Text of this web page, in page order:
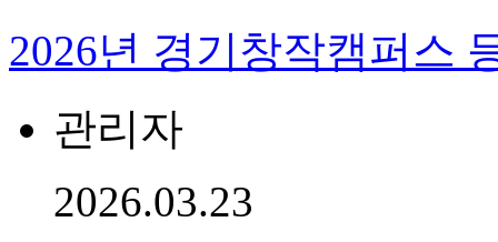
2026년 경기창작캠퍼스
관리자
2026.03.23